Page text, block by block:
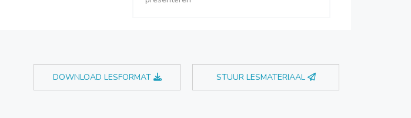
STUUR LESMATERIAAL
DOWNLOAD LESFORMAT